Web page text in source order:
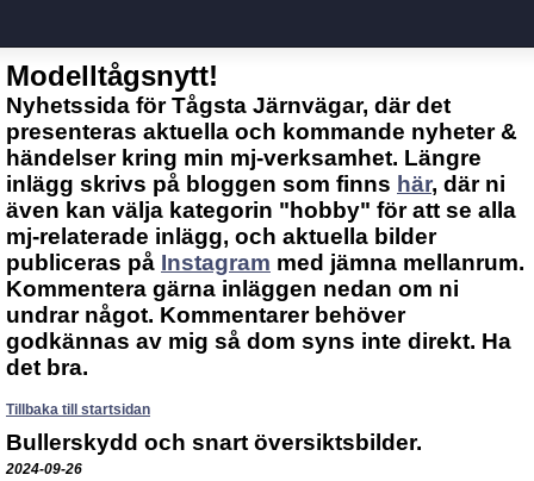
Modelltågsnytt!
Nyhetssida för Tågsta Järnvägar, där det
presenteras aktuella och kommande nyheter &
händelser kring min mj-verksamhet. Längre
inlägg skrivs på bloggen som finns här, där ni
även kan välja kategorin "hobby" för att se alla
mj-relaterade inlägg, och aktuella bilder
publiceras på Instagram med jämna mellanrum.
Kommentera gärna inläggen nedan om ni
undrar något. Kommentarer behöver
godkännas av mig så dom syns inte direkt. Ha
det bra.
Tillbaka till startsidan
Bullerskydd och snart översiktsbilder.
2024-09-26